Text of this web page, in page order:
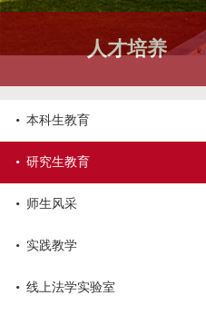
人才培养
· 本科生教育
· 研究生教育
· 师生风采
· 实践教学
· 线上法学实验室